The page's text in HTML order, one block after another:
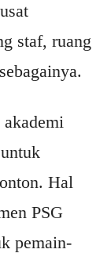
staf, ruang
Hal
PSG
pemain-